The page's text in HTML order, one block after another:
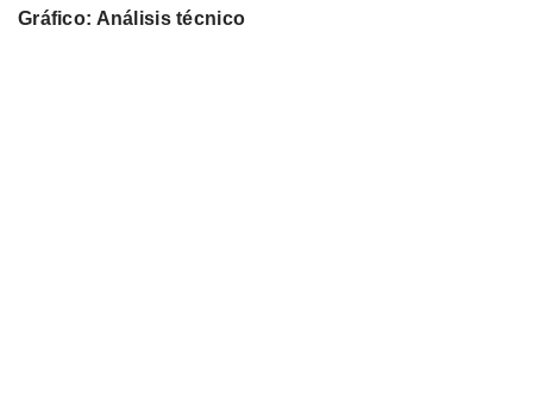
Gráfico: Análisis técnico